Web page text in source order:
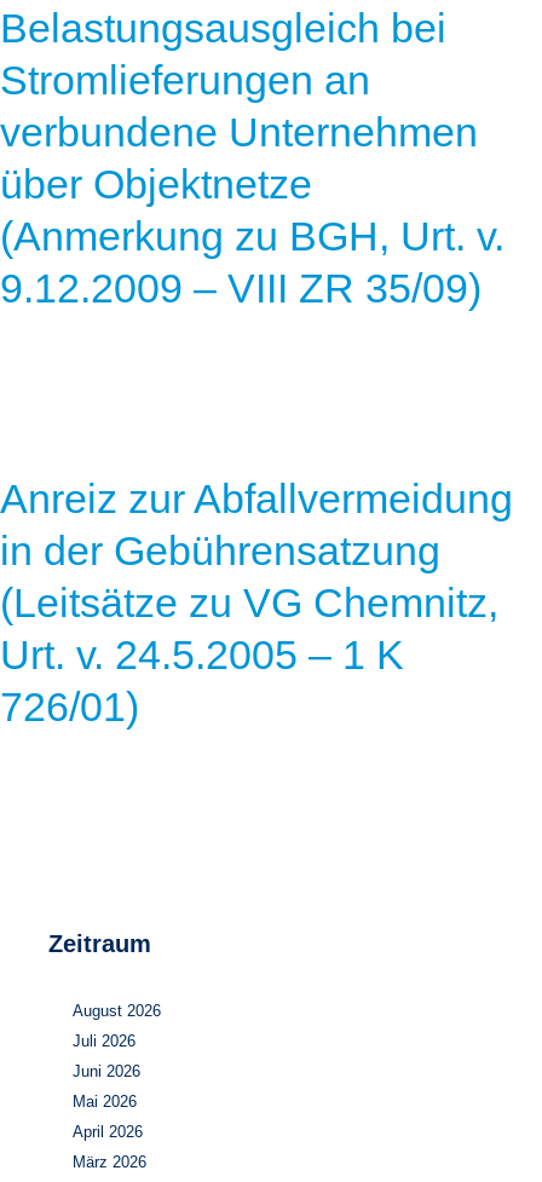
Belastungsausgleich bei
Stromlieferungen an
verbundene Unternehmen
über Objektnetze
(Anmerkung zu BGH, Urt. v.
9.12.2009 – VIII ZR 35/09)
Anreiz zur Abfallvermeidung
in der Gebührensatzung
(Leitsätze zu VG Chemnitz,
Urt. v. 24.5.2005 – 1 K
726/01)
Zeitraum
August 2026
Juli 2026
Juni 2026
Mai 2026
April 2026
März 2026